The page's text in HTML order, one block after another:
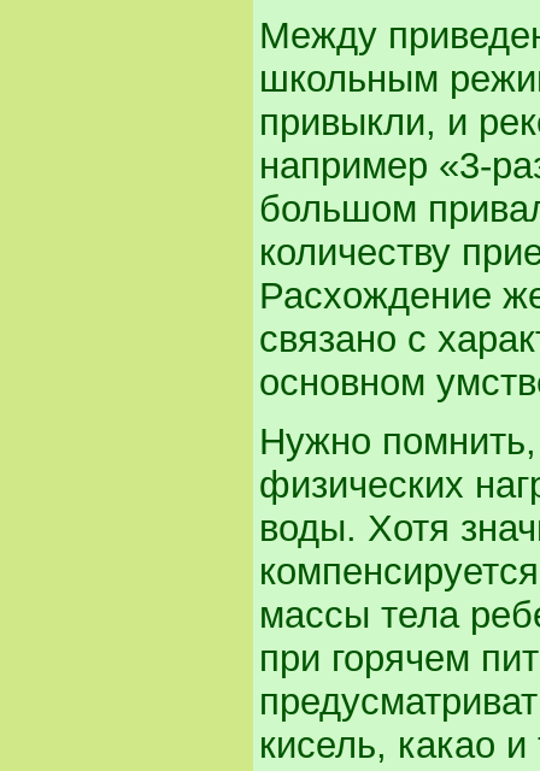
Между
школьным
привыкли, и
например «3-
большом
количеству
Расхождение
связано с
основном
Нужно
физических
воды. Хотя
массы тела
при горячем
кисель, какао